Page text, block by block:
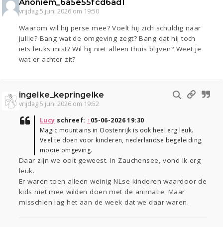
Anoniem_6a5e55fcd6ad1
vrijdag 5 juni 2026 om 19:50
Waarom wil hij perse mee? Voelt hij zich schuldig naar
jullie? Bang wat de omgeving zegt? Bang dat hij toch
iets leuks mist? Wil hij niet alleen thuis blijven? Weet je
wat er achter zit?
ingelke_kepringelke
vrijdag 5 juni 2026 om 19:52
Lucy schreef: ↑05-06-2026 19:30
Magic mountains in Oostenrijk is ook heel erg leuk.
Veel te doen voor kinderen, nederlandse begeleiding,
mooie omgeving.
Daar zijn we ooit geweest. In Zauchensee, vond ik erg
leuk.
Er waren toen alleen weinig NLse kinderen waardoor de
kids niet mee wilden doen met de animatie. Maar
misschien lag het aan de week dat we daar waren.